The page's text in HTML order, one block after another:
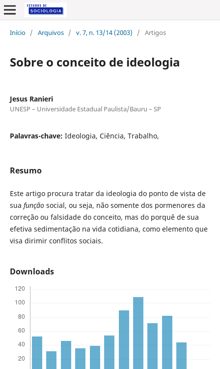
Início / Arquivos / v. 7, n. 13/14 (2003) / Artigos
Sobre o conceito de ideologia
Jesus Ranieri
UNESP – Universidade Estadual Paulista/Bauru – SP
Palavras-chave: Ideologia, Ciência, Trabalho,
Resumo
Este artigo procura tratar da ideologia do ponto de vista de
sua funçãosocial, ou seja, não somente dos pormenores da
correção ou falsidade do conceito, mas do porquê de sua
efetiva sedimentação na vida cotidiana, como elemento que
visa dirimir conflitos sociais.
Downloads